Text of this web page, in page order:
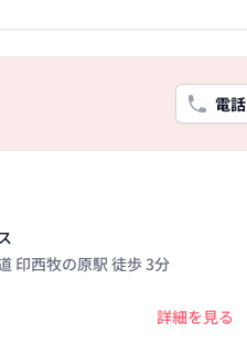
電話
印西牧の原駅 徒歩 3分
詳細を見る